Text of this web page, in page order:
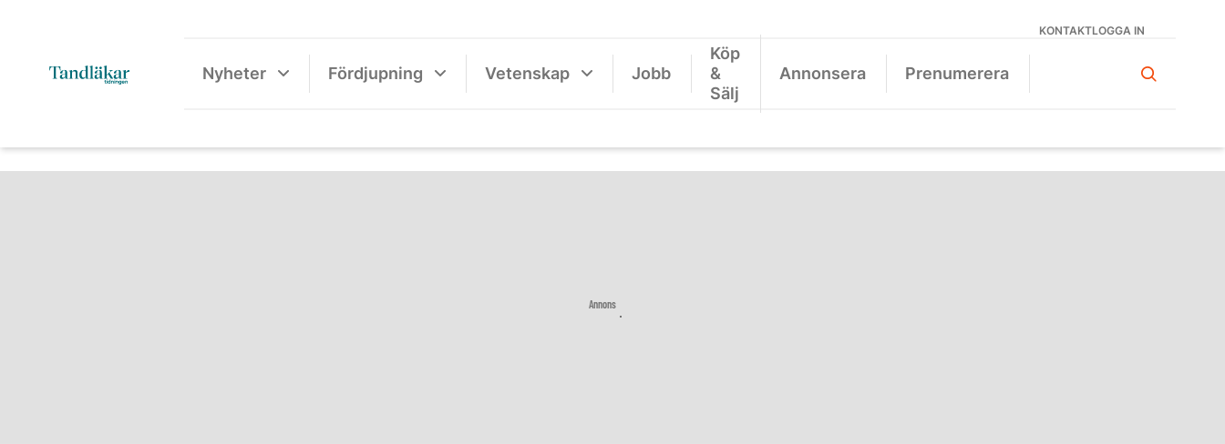
KONTAKTLOGGA IN
Nyheter Fördjupning Vetenskap Jobb
Köp
&
Sälj
Annonsera Prenumerera
Annons